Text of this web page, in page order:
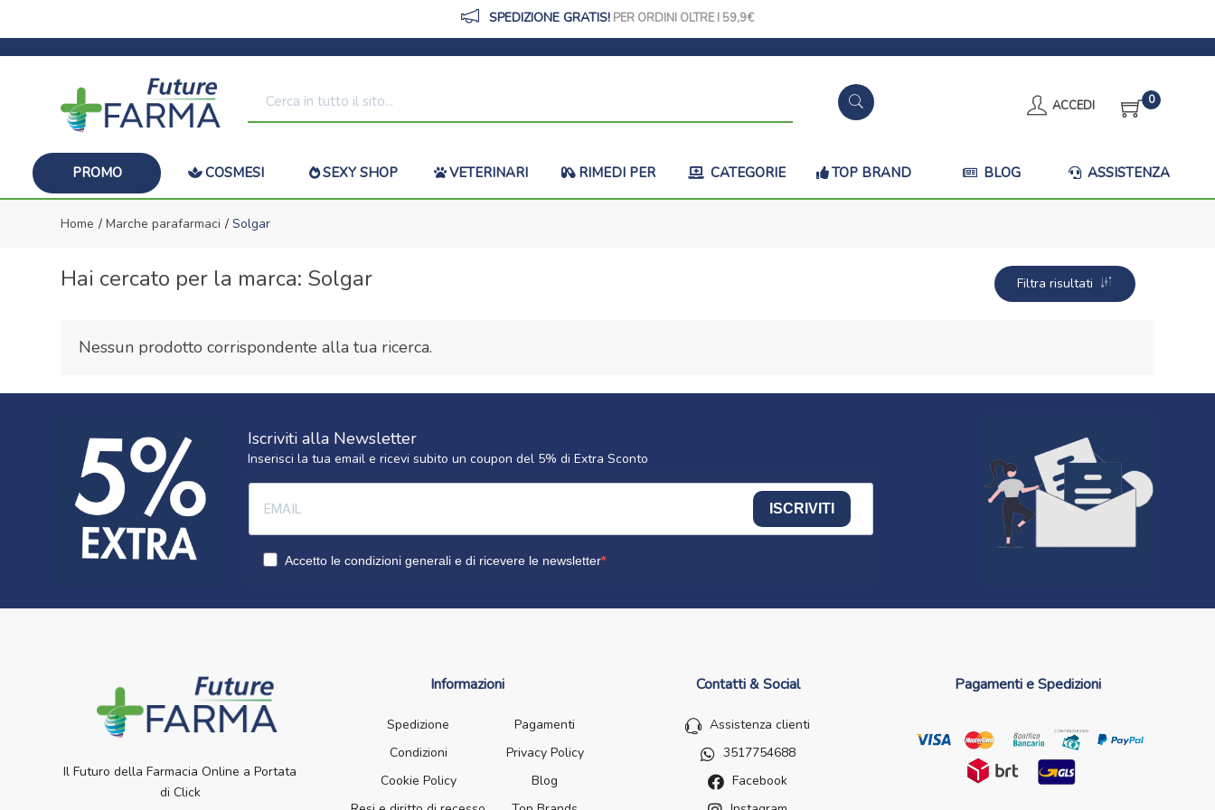
SPEDIZIONE GRATIS! PER ORDINI OLTRE I 59,9
ACCEDI 0
PROMO COSMESI SEXY SHOP VETERINARI RIMEDI PER CATEGORIE TOP BRAND BLOG ASSISTENZA
Home Marche parafarmaci Solgar
Hai cercato per la marca: Solgar Filtra risultati
Nessun prodotto corrispondente alla tua ricerca.
Iscriviti alla Newsletter
Inserisci la tua email e ricevi subito un coupon del 5% di Extra Sconto
ISCRIVITI
Accetto le condizioni generali e di ricevere le newsletter
Il Futuro della Farmacia Online a Portata
di Click
Informazioni
Spedizione
Pagamenti
Condizioni
Privacy Policy
Cookie Policy
Blog
Contatti & Social
Assistenza clienti
3517754688
Facebook
Pagamenti e Spedizioni